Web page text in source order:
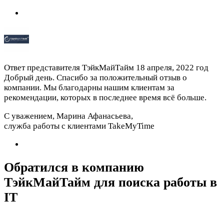
Ответ представителя ТэйкМайТайм 18 апреля, 2022 год
Добрый день. Спасибо за положительный отзыв о
компании. Мы благодарны нашим клиентам за
рекомендации, которых в последнее время всё больше.
С уважением, Марина Афанасьева,
служба работы с клиентами TakeMyTime
Обратился в компанию
ТэйкМайТайм для поиска работы в
IT